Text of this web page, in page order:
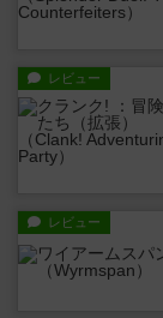
レビュー
レビュー